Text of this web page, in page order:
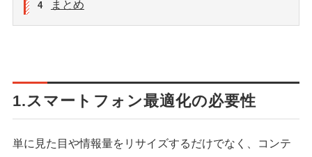
4 まとめ
1.スマートフォン最適化の必要性
単に見た目や情報量をリサイズするだけでなく、コンテ